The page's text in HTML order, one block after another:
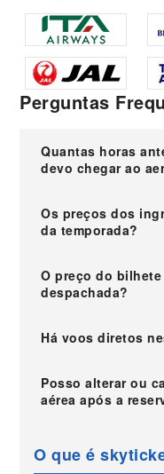
Perguntas
Quantas horas
devo chegar ao
Os preços dos
da temporada?
O preço do
despachada?
Há voos diretos
Posso alterar ou
aérea após a
O que é